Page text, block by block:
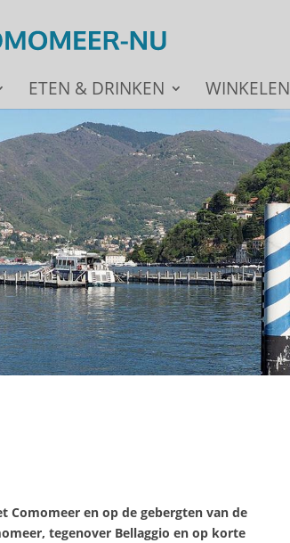
ETEN & DRINKEN WINKELEN
Comomeer en op de gebergten van de
tegenover Bellaggio en op korte